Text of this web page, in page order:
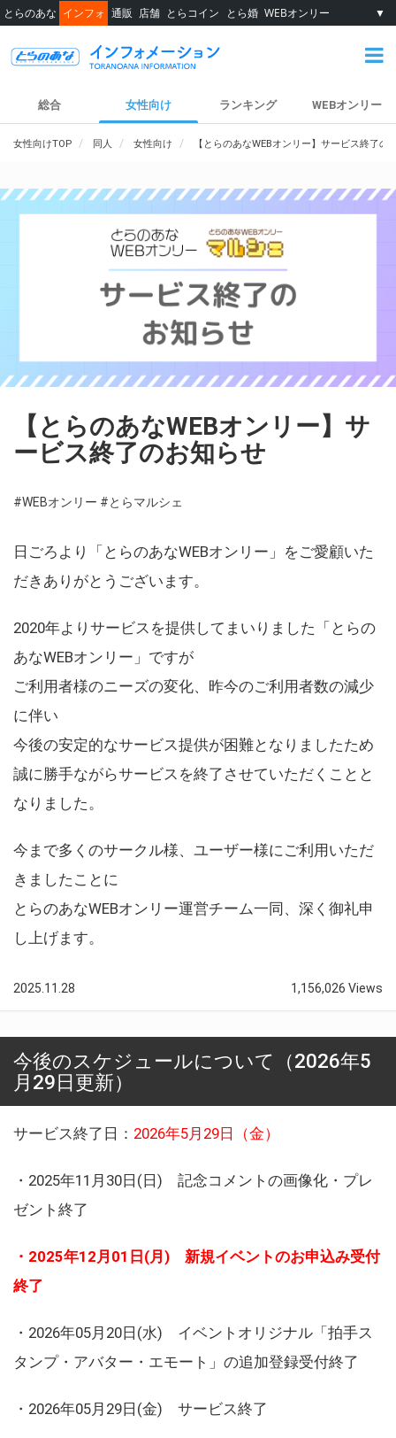
とらのあな インフォ 通販 店舗 とらコイン とら婚 WEBオンリー ▼
総合 女性向け ランキング WEBオンリー
女性向けTOP 同人 女性向け 【とらのあなWEBオンリー】サービス終了の
【とらのあなWEBオンリー】サ
ービス終了のお知らせ
#WEBオンリー #とらマルシェ
日ごろより「とらのあなWEBオンリー」をご愛顧いた
だきありがとうございます。
2020年よりサービスを提供してまいりました「とらの
あなWEBオンリー」ですが
ご利用者様のニーズの変化、昨今のご利用者数の減少
に伴い
今後の安定的なサービス提供が困難となりましたため
誠に勝手ながらサービスを終了させていただくことと
なりました。
今まで多くのサークル様、ユーザー様にご利用いただ
きましたことに
とらのあなWEBオンリー運営チーム一同、深く御礼申
し上げます。
2025.11.28 1,156,026 Views
今後のスケジュールについて（2026年5
月29日更新）
サービス終了日： 2026年5月29日（金）
・2025年11月30日(日) 記念コメントの画像化・プレ
ゼント終了
・2025年12月01日(月) 新規イベントのお申込み受付
終了
・2026年05月20日(水) イベントオリジナル「拍手ス
タンプ・アバター・エモート」の追加登録受付終了
・2026年05月29日(金) サービス終了